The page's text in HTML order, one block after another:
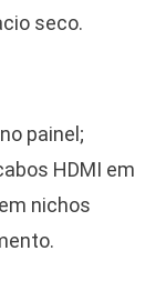
seco.
painel;
HDMI em
nichos